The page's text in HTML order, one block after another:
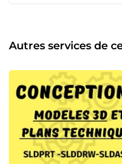
&amp; Projets Concrets
de projets mécaniques
d’équipements
optimisé des prototypes
internationaux, en
exceptionnelle et une
Compétences Techniques Pointues
modélisation 3D
des contraintes (FEM/
et usinage CNC 🔩
Autres services de